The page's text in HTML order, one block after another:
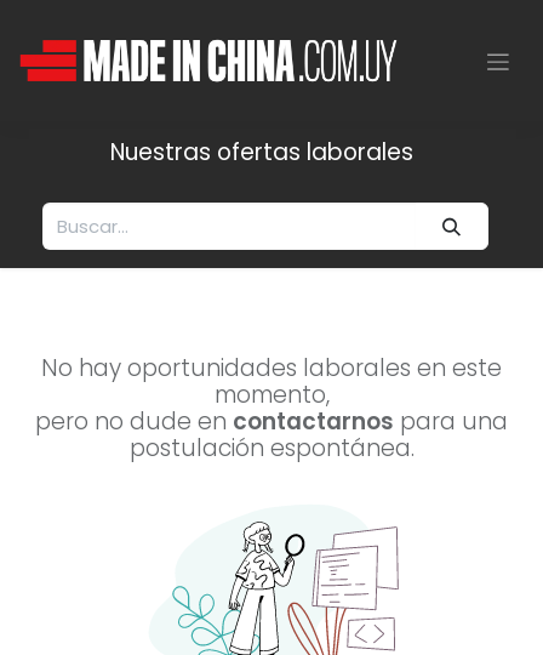
Nuestras ofertas laborales
No hay oportunidades laborales en este
momento,
pero no dude en contactarnos para una
postulación espontánea.